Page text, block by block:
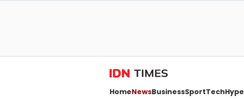
HomeNewsBusinessSportTechHype